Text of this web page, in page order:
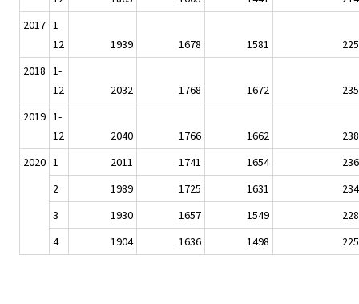
2017 1-
12
1939 1678 1581
2018 1-
12
2032 1768 1672
2019 1-
12
2040 1766 1662
2020 1 2011 1741 1654
2
1989 1725 1631
3
1930 1657 1549
4
1904 1636 1498